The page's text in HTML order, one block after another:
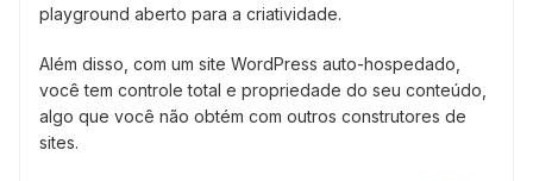
playground aberto para a criatividade.
Além disso, com um site WordPress auto-hospedado,
você tem controle total e propriedade do seu conteúdo,
algo que você não obtém com outros construtores de
sites.